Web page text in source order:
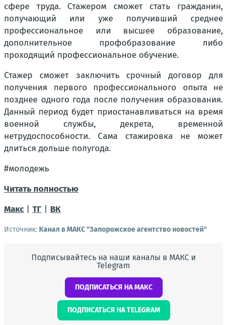
сфере труда. Стажером сможет стать гражданин,
получающий или уже получивший среднее
профессиональное или высшее образование,
дополнительное профобразование либо
проходящий профессиональное обучение.
Стажер сможет заключить срочный договор для
получения первого профессионального опыта не
позднее одного года после получения образования.
Данный период будет приостанавливаться на время
военной службы, декрета, временной
нетрудоспособности. Сама стажировка не может
длиться дольше полугода.
#молодежь
Читать полностью
Макс
ТГ ВК
Источник: Канал в МАКС "Запорожское агентство новостей"
Подписывайтесь на наши каналы в МАКС и
Telegram
ПОДПИСАТЬСЯ НА МАКС
ПОДПИСАТЬСЯ НА TELEGRAM